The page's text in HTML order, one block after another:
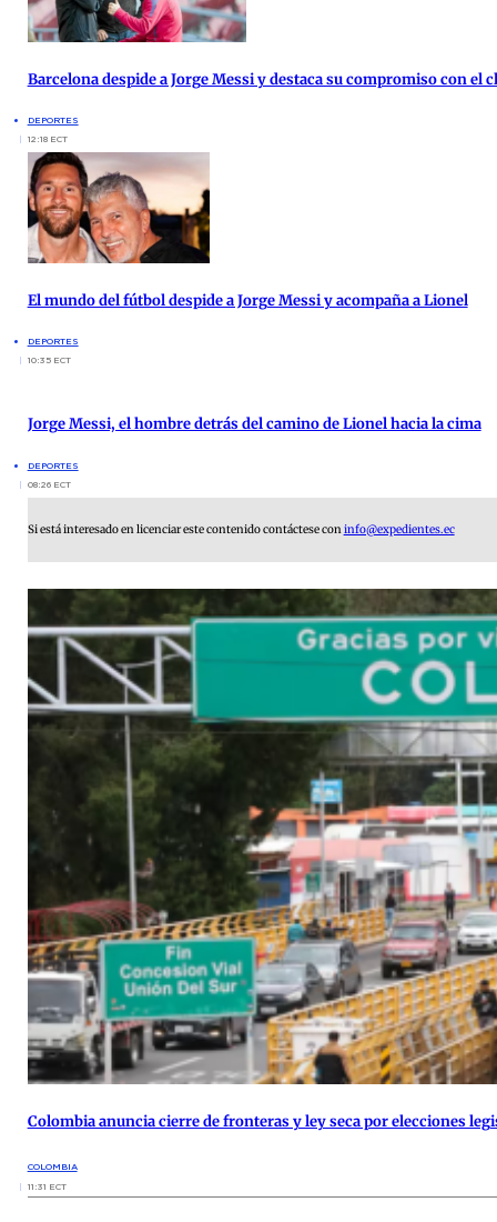
Barcelona despide a Jorge Messi y destaca su compromiso con el
DEPORTES
12:18 ECT
El mundo del fútbol despide a Jorge Messi y acompaña a Lionel
DEPORTES
10:35 ECT
Jorge Messi, el hombre detrás del camino de Lionel hacia la cima
DEPORTES
08:26 ECT
Si está interesado en licenciar este contenido contáctese coninfo@expedientes.ec
Colombia anuncia cierre de fronteras y ley seca por elecciones
COLOMBIA
11:31 ECT